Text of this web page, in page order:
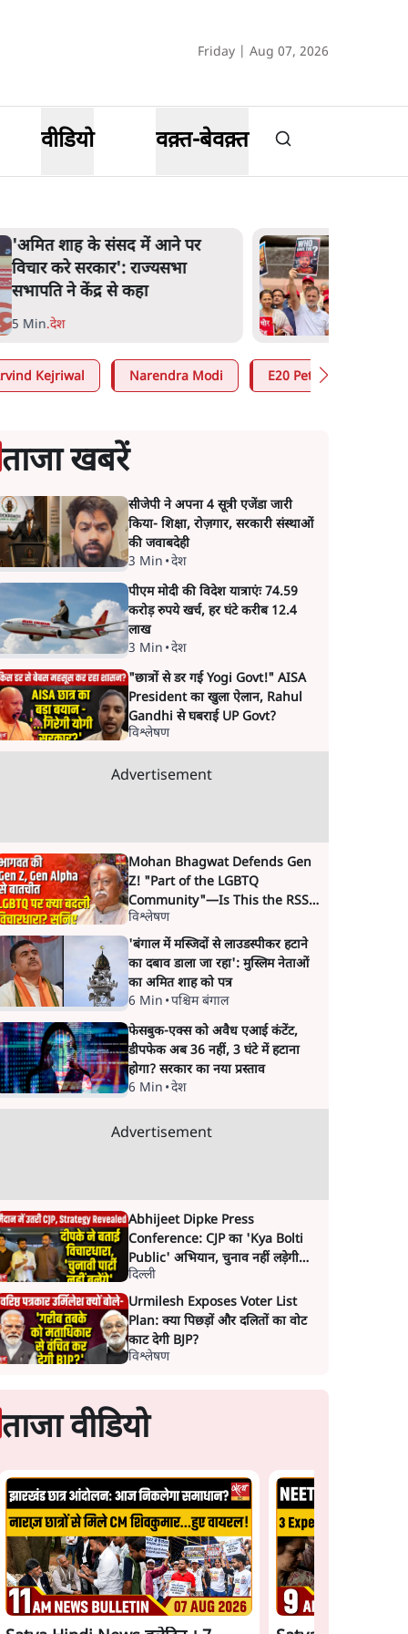
Friday | Aug 07, 2026
वीडियो वक़्त-बेवक़्त
'अमित शाह के संसद में आने पर
विचार करे सरकार': राज्यसभा
सभापति ने केंद्र से कहा
5 Min.देश
Kejriwal Narendra Modi E20 Petrol Controversy
ताजा खबरें
सीजेपी ने अपना 4 सूत्री एजेंडा जारी
किया- शिक्षा, रोज़गार, सरकारी संस्थाओं
की जवाबदेही
3 Min •देश
पीएम मोदी की विदेश यात्राएंः 74.59
करोड़ रुपये खर्च, हर घंटे करीब 12.4
लाख
3 Min •देश
"छात्रों से डर गई Yogi Govt!" AISA
President का खुला ऐलान, Rahul
Gandhi से घबराई UP Govt?
विश्लेषण
Advertisement
Mohan Bhagwat Defends Gen
Z! "Part of the LGBTQ
Community"—Is This the RSS's
New Move?
विश्लेषण
'बंगाल में मस्जिदों से लाउडस्पीकर हटाने
का दबाव डाला जा रहा': मुस्लिम नेताओं
का अमित शाह को पत्र
6 Min •पश्चिम बंगाल
फेसबुक-एक्स को अवैध एआई कंटेंट,
डीपफेक अब 36 नहीं, 3 घंटे में हटाना
होगा? सरकार का नया प्रस्ताव
6 Min •देश
Advertisement
Abhijeet Dipke Press
Conference: CJP का 'Kya Bolti
Public' अभियान, चुनाव नहीं लड़ेगी
CJP!
दिल्ली
Urmilesh Exposes Voter List
Plan: क्या पिछड़ों और दलितों का वोट
काट देगी BJP?
विश्लेषण
ताजा वीडियो